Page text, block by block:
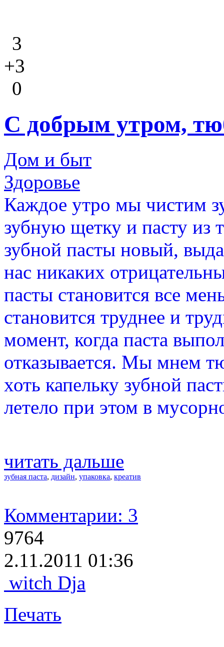
3
+3
0
С добрым утром,
Дом и быт
Здоровье
Каждое утро мы чистим
зубную щетку и пасту из
зубной пасты новый,
нас никаких
пасты становится все
становится труднее и
момент, когда паста
отказывается. Мы мнем
хоть капельку зубной
летело при этом в
читать дальше
зубная паста, дизайн, упаковка, креатив
Комментарии: 3
9764
2.11.2011 01:36
witch Dja
Печать